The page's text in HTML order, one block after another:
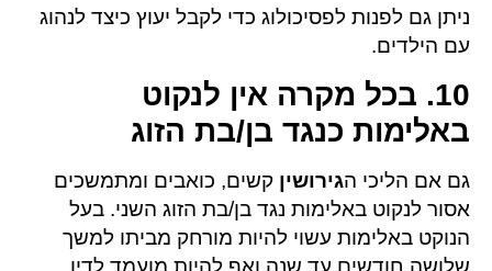
ניתן גם לפנות לפסיכולוג כדי לקבל יעוץ כיצד לנהוג
עם הילדים.
10. בכל מקרה אין לנקוט
באלימות כנגד בן/בת הזוג
גם אם הליכי הגירושין קשים, כואבים ומתמשכים
אסור לנקוט באלימות נגד בן/בת הזוג השני. בעל
הנוקט באלימות עשוי להיות מורחק מביתו למשך
שלושה חודשים עד שנה ואף להיות מועמד לדין